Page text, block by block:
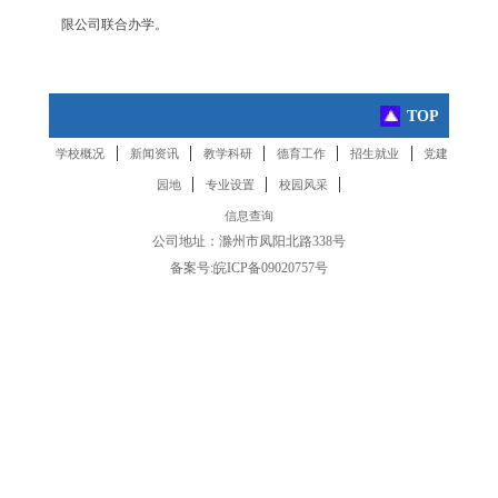
限公司联合办学。
TOP
学校概况 | 新闻资讯 | 教学科研 | 德育工作 | 招生就业 | 党建
园地 | 专业设置 | 校园风采 |
信息查询
公司地址：滁州市凤阳北路338号
备案号:皖ICP备09020757号